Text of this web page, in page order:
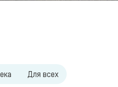
Для всех